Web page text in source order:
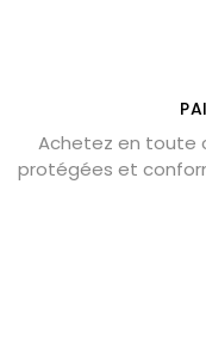
Véritable citrine
Où placer la citrine
Cornaline :
Capricorne :
Shungite :
Bagues en
Achetez en toute
protégées et